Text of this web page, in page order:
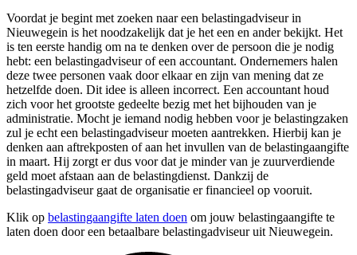
Voordat je begint met zoeken naar een belastingadviseur in
Nieuwegein is het noodzakelijk dat je het een en ander bekijkt. Het
is ten eerste handig om na te denken over de persoon die je nodig
hebt: een belastingadviseur of een accountant. Ondernemers halen
deze twee personen vaak door elkaar en zijn van mening dat ze
hetzelfde doen. Dit idee is alleen incorrect. Een accountant houd
zich voor het grootste gedeelte bezig met het bijhouden van je
administratie. Mocht je iemand nodig hebben voor je belastingzaken
zul je echt een belastingadviseur moeten aantrekken. Hierbij kan je
denken aan aftrekposten of aan het invullen van de belastingaangifte
in maart. Hij zorgt er dus voor dat je minder van je zuurverdiende
geld moet afstaan aan de belastingdienst. Dankzij de
belastingadviseur gaat de organisatie er financieel op vooruit.
Klik op belastingaangifte laten doen om jouw belastingaangifte te
laten doen door een betaalbare belastingadviseur uit Nieuwegein.